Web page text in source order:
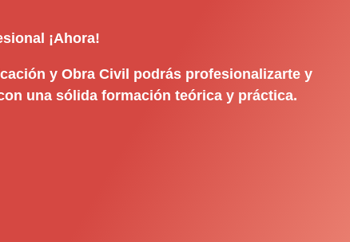
¡Ahora!
y Obra Civil podrás profesionalizarte y
una sólida formación teórica y práctica.